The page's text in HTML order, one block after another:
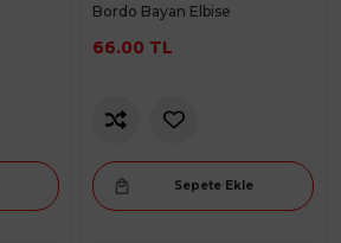
Bordo Bayan Elbise
66.00 TL
Sepete Ekle